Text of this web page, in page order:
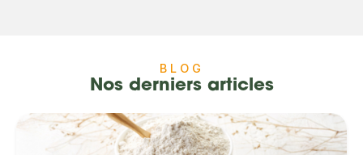
BLOG
Nos derniers articles